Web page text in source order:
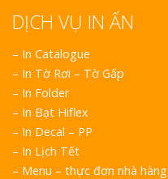
DỊCH VỤ IN ẤN
– In Catalogue
– In Tờ Rơi – Tờ Gấp
– In Folder
– In Bạt Hiflex
– In Decal – PP
– In Lịch Tết
– Menu – thực đơn nhà hàng